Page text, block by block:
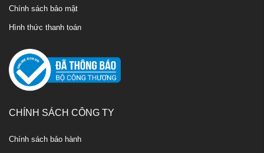
Chính sách bảo mật
Hình thức thanh toán
CHÍNH SÁCH CÔNG TY
Chính sách bảo hành